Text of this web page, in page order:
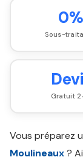
0%
Sous-
Gratuit
Vous préparez
Moulineaux?